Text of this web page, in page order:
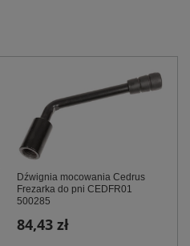
Dźwignia mocowania Cedrus
Frezarka do pni CEDFR01
500285
84,43 zł